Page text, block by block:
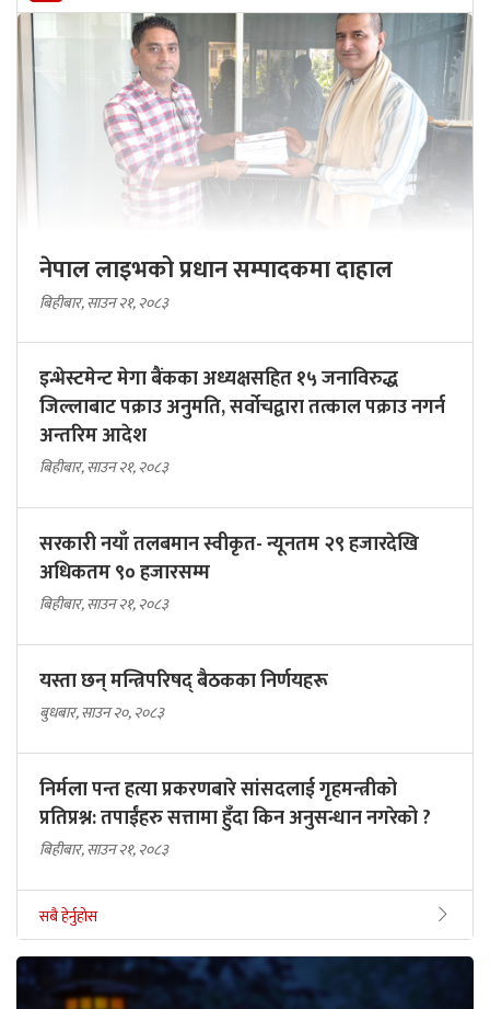
नेपाल लाइभको प्रधान सम्पादकमा दाहाल
बिहीबार, साउन २१, २०८३
इन्भेस्टमेन्ट मेगा बैंकका अध्यक्षसहित १५ जनाविरुद्ध
जिल्लाबाट पक्राउ अनुमति, सर्वोचद्वारा तत्काल पक्राउ नगर्न
अन्तरिम आदेश
बिहीबार, साउन २१, २०८३
सरकारी नयाँ तलबमान स्वीकृत- न्यूनतम २९ हजारदेखि
अधिकतम ९० हजारसम्म
बिहीबार, साउन २१, २०८३
यस्ता छन् मन्त्रिपरिषद् बैठकका निर्णयहरू
बुधबार, साउन २०, २०८३
निर्मला पन्त हत्या प्रकरणबारे सांसदलाई गृहमन्त्रीको
प्रतिप्रश्न: तपाईंहरु सत्तामा हुँदा किन अनुसन्धान नगरेको ?
बिहीबार, साउन २१, २०८३
सबै हेर्नुहोस